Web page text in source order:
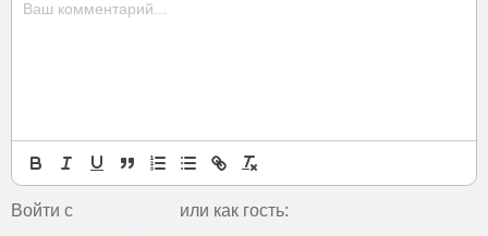
Войти с или как гость: